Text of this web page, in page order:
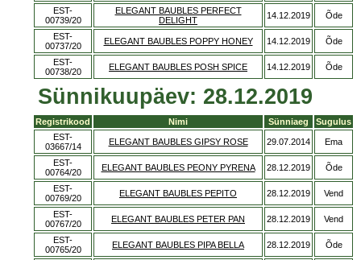
EST-
00739/20
ELEGANT BAUBLES PERFECT
DELIGHT
14.12.2019 Õde
EST-
00737/20
ELEGANT BAUBLES POPPY HONEY 14.12.2019 Õde
EST-
00738/20
ELEGANT BAUBLES POSH SPICE 14.12.2019 Õde
Sünnikuupäev: 28.12.2019
Registrikood Nimi Sünniaeg
Sugulus
EST-
03667/14
ELEGANT BAUBLES GIPSY ROSE 29.07.2014 Ema
EST-
00764/20
ELEGANT BAUBLES PEONY PYRENA 28.12.2019 Õde
EST-
00769/20
ELEGANT BAUBLES PEPITO 28.12.2019 Vend
EST-
00767/20
ELEGANT BAUBLES PETER PAN 28.12.2019 Vend
EST-
00765/20
ELEGANT BAUBLES PIPA BELLA 28.12.2019 Õde